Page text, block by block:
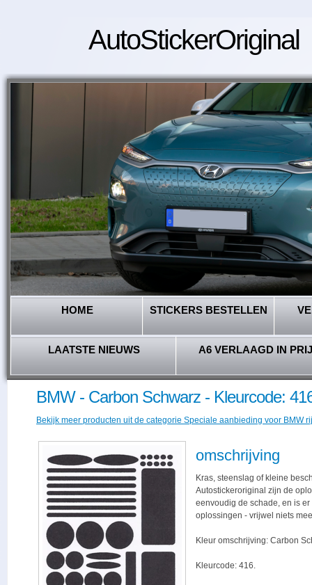
AutoStickerOriginal
HOME STICKERS BESTELLEN
LAATSTE NIEUWS A6 VERLAAGD IN
BMW - Carbon Schwarz - Kleurcode:
Bekijk meer producten uit de categorie Speciale aanbieding voor BMW
omschrijving
Kras, steenslag of kleine
Autostickeroriginal zijn de
eenvoudig de schade, en is
oplossingen - vrijwel niets
Kleur omschrijving: Carbon
Kleurcode: 416.